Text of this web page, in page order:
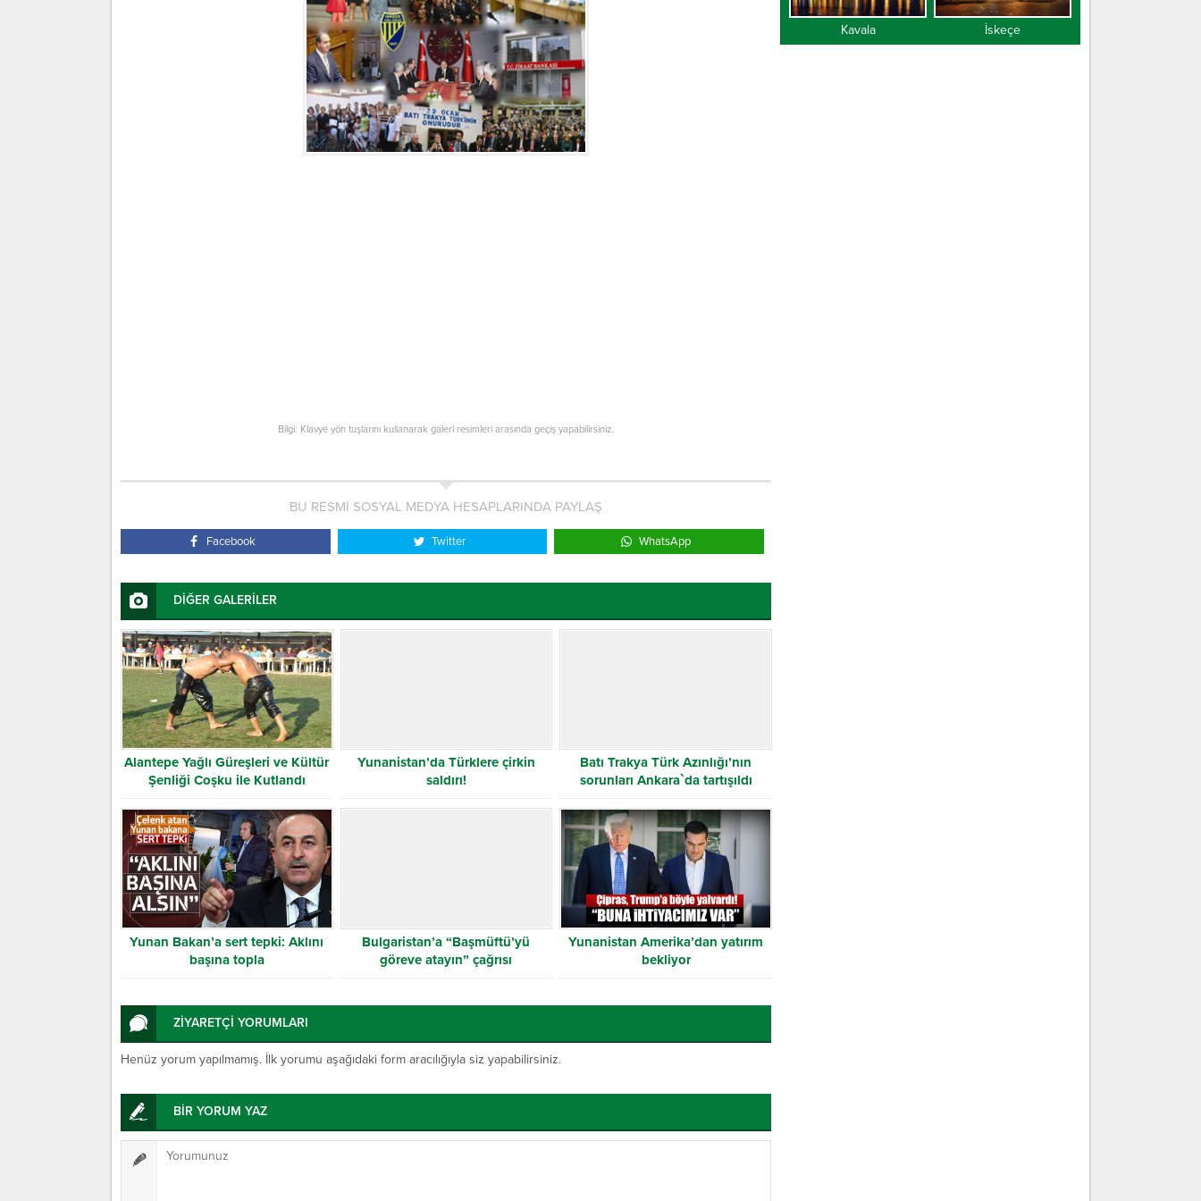
Bilgi: Klavye yön tuşlarını kullanarak galeri resimleri arasında geçiş yapabilirsiniz.
BU RESMİ SOSYAL MEDYA HESAPLARINDA PAYLAŞ
Facebook Twitter WhatsApp
DİĞER GALERİLER
Alantepe Yağlı Güreşleri ve Kültür
Şenliği Coşku ile Kutlandı
Yunanistan’da Türklere çirkin
saldırı!
Batı Trakya Türk Azınlığı’nın
sorunları Ankara`da tartışıldı
Yunan Bakan’a sert tepki: Aklını
başına topla
Bulgaristan’a “Başmüftü’yü
göreve atayın” çağrısı
Yunanistan Amerika’dan yatırım
bekliyor
ZİYARETÇİ YORUMLARI
Henüz yorum yapılmamış. İlk yorumu aşağıdaki form aracılığıyla siz yapabilirsiniz.
BİR YORUM YAZ
Kavala İskeçe